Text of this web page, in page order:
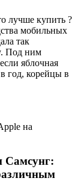
лучше купить ?
мобильных
так
Под ним
яблочная
год, корейцы в
на
Самсунг: